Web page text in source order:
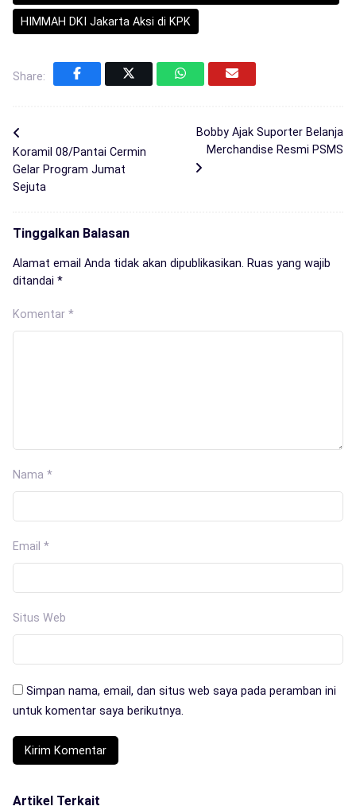
HIMMAH DKI Jakarta Aksi di KPK
Share:
Koramil 08/Pantai Cermin
Gelar Program Jumat
Sejuta
Bobby Ajak Suporter Belanja
Merchandise Resmi PSMS
Tinggalkan Balasan
Alamat email Anda tidak akan dipublikasikan. Ruas yang wajib
ditandai *
Komentar *
Nama *
Email *
Situs Web
Simpan nama, email, dan situs web saya pada peramban ini
untuk komentar saya berikutnya.
Artikel Terkait